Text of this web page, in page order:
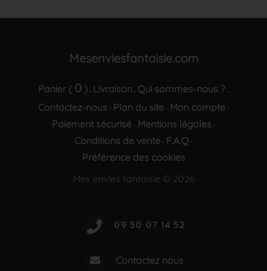
Mesenviesfantaisie.com
Panier ( 0 ) . Livraison . Qui sommes-nous ? .
Contactez-nous · Plan du site· Mon compte·
Paiement sécurisé· Mentions légales ·
Conditions de vente · F.A.Q ·
Préférence des cookies
Mes envies fantaisie © 2026
Contactez nous